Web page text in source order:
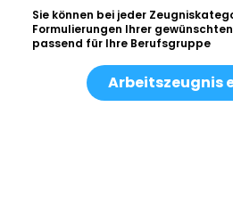
Sie können bei jeder
Formulierungen Ihrer
passend für Ihre Berufsgruppe
Arbeitszeugnis